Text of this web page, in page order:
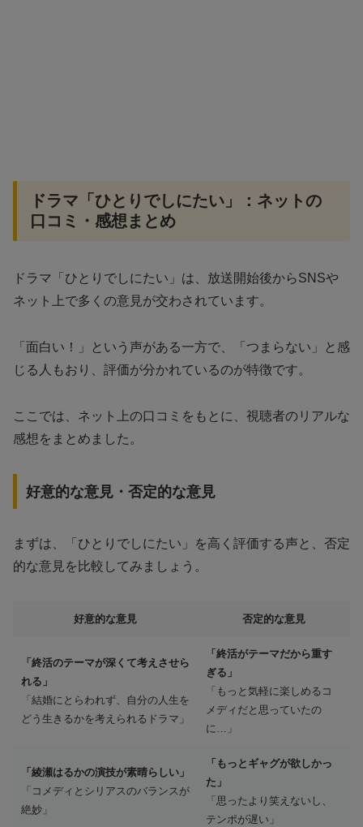
ドラマ「ひとりでしにたい」：ネットの
口コミ・感想まとめ
ドラマ「ひとりでしにたい」は、放送開始後からSNSや
ネット上で多くの意見が交わされています。
「面白い！」という声がある一方で、「つまらない」と感
じる人もおり、評価が分かれているのが特徴です。
ここでは、ネット上の口コミをもとに、視聴者のリアルな
感想をまとめました。
好意的な意見・否定的な意見
まずは、「ひとりでしにたい」を高く評価する声と、否定
的な意見を比較してみましょう。
好意的な意見 否定的な意見
「終活のテーマが深くて考えさせら
れる」
「結婚にとらわれず、自分の人生を
どう生きるかを考えられるドラマ」
「終活がテーマだから重す
ぎる」
「もっと気軽に楽しめるコ
メディだと思っていたの
に…」
「綾瀬はるかの演技が素晴らしい」
「コメディとシリアスのバランスが
絶妙」
「もっとギャグが欲しかっ
た」
「思ったより笑えないし、
テンポが遅い」